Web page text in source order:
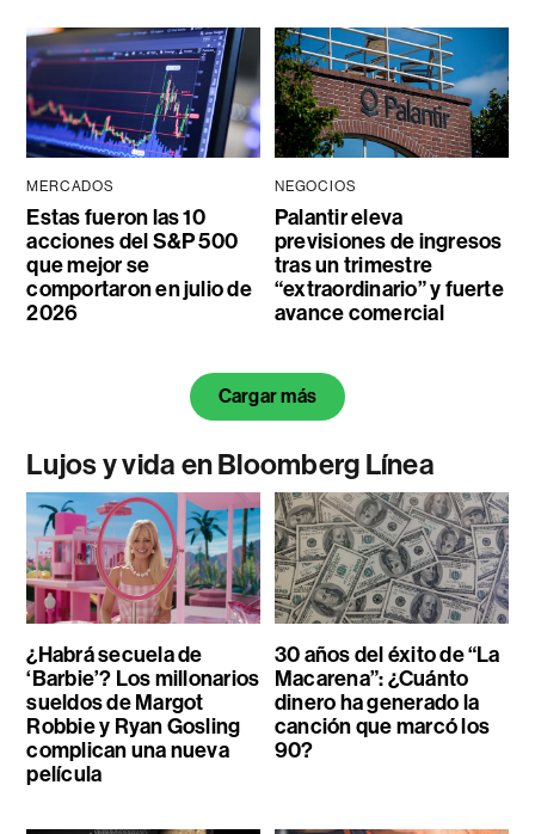
MERCADOS
Estas fueron las 10
acciones del S&P 500
que mejor se
comportaron en julio de
2026
NEGOCIOS
Palantir eleva
previsiones de ingresos
tras un trimestre
“extraordinario” y fuerte
avance comercial
Cargar más
Lujos y vida en Bloomberg Línea
¿Habrá secuela de
‘Barbie’? Los millonarios
sueldos de Margot
Robbie y Ryan Gosling
complican una nueva
película
30 años del éxito de “La
Macarena”: ¿Cuánto
dinero ha generado la
canción que marcó los
90?